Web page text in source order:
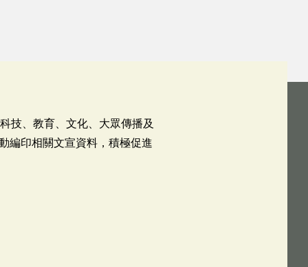
技、教育、文化、大眾傳播及
編印相關文宣資料，積極促進